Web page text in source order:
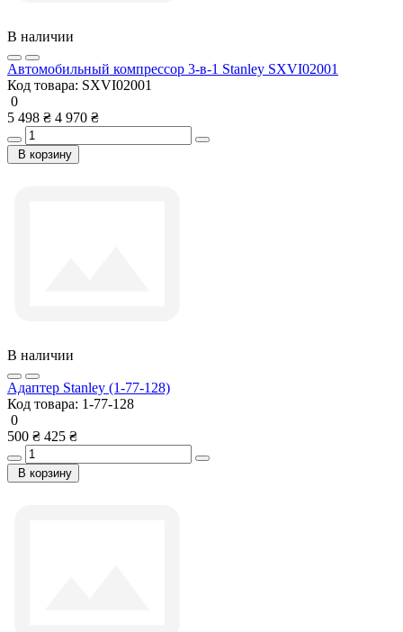
В наличии
Автомобильный компрессор 3-в-1 Stanley SXVI02001
Код товара: SXVI02001
0
5 498 ₴ 4 970 ₴
В корзину
В наличии
Адаптер Stanley (1-77-128)
Код товара: 1-77-128
0
500 ₴ 425 ₴
В корзину